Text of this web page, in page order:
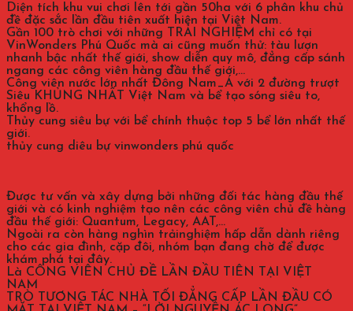
Diện tích khu vui chơi lên tới gần 50ha với 6 phân khu chủ
đề đặc sắc lần đầu tiên xuất hiện tại Việt Nam.
Gần 100 trò chơi với những TRẢI NGHIỆM chỉ có tại
VinWonders Phú Quốc mà ai cũng muốn thử: tàu lượn
nhanh bậc nhất thế giới, show diễn quy mô, đẳng cấp sánh
ngang các công viên hàng đầu thế giới,…
Công viên nước lớn nhất Đông Nam_Á với 2 đường trượt
Siêu KHỦNG NHẤT Việt Nam và bể tạo sóng siêu to,
khổng lồ.
Thủy cung siêu bự với bể chính thuộc top 5 bể lớn nhất thế
giới.
thủy cung diêu bự vinwonders phú quốc
Được tư vấn và xây dựng bởi những đối tác hàng đầu thế
giới và có kinh nghiệm tạo nên các công viên chủ đề hàng
đầu thế giới: Quantum, Legacy, AAT,…
Ngoài ra còn hàng nghìn trảinghiệm hấp dẫn dành riêng
cho các gia đình, cặp đôi, nhóm bạn đang chờ để được
khám phá tại đây.
Là CÔNG VIÊN CHỦ ĐỀ LẦN ĐẦU TIÊN TẠI VIỆT
NAM
TRÒ TƯƠNG TÁC NHÀ TỐI ĐẲNG CẤP LẦN ĐẦU CÓ